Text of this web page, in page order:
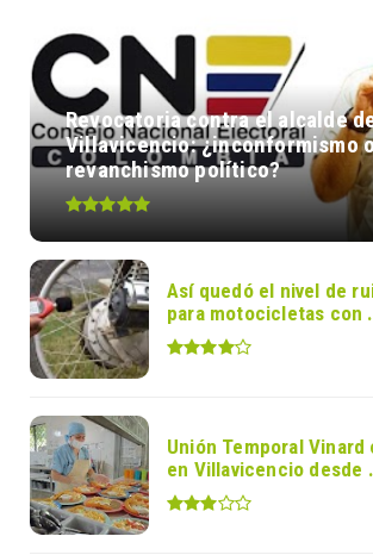
Revocatoria contra el alcalde
Villavicencio: ¿inconformismo
revanchismo político?
Así quedó el nivel de
para motocicletas con
Unión Temporal Vinard
en Villavicencio desde